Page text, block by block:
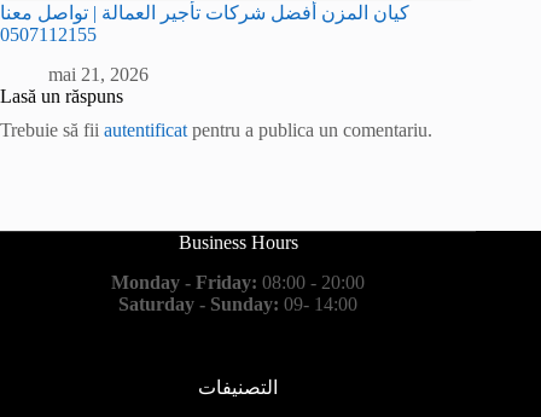
كيان المزن أفضل شركات تأجير العمالة | تواصل معنا
0507112155
mai 21, 2026
Lasă un răspuns
Trebuie să fii autentificat pentru a publica un comentariu.
Business Hours
Monday - Friday: 08:00 - 20:00
Saturday - Sunday: 09- 14:00
التصنيفات